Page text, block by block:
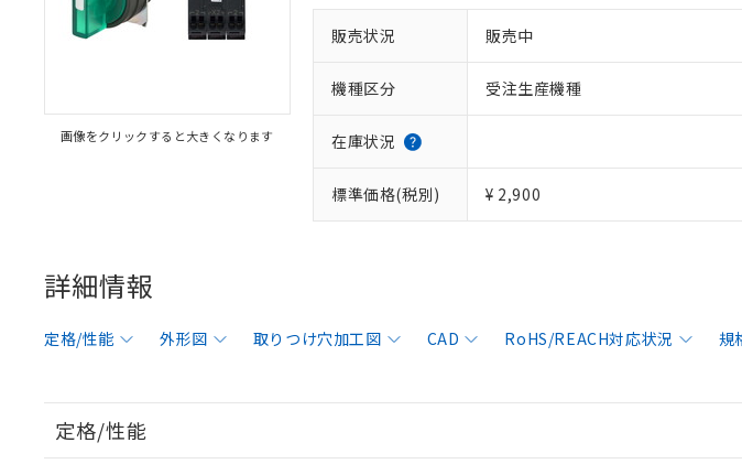
画像をクリックすると大きくなります
販売状況 販売中
機種区分 受注生産機種
在庫状況
標準価格(税別) ¥ 2,900
詳細情報
定格/性能 外形図 取りつけ穴加工図 CAD RoHS/REACH対応状況 規
定格/性能